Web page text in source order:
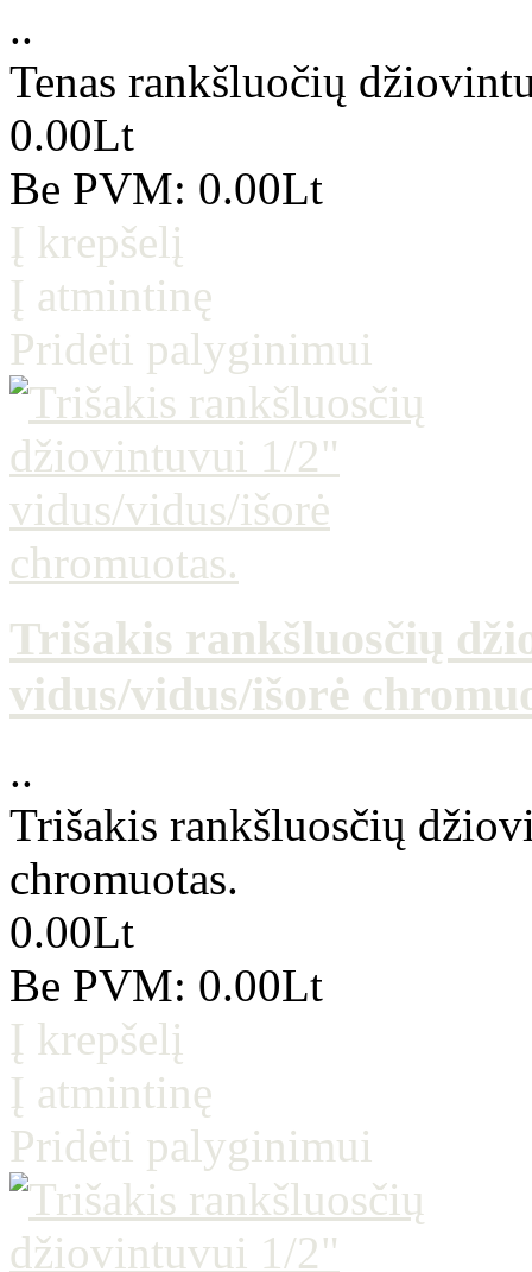
..
Tenas rankšluočių
0.00Lt
Be PVM: 0.00Lt
Į krepšelį
Į atmintinę
Pridėti palyginimui
Trišakis rankšluosčių
vidus/vidus/išorė
..
Trišakis rankšluosčių
chromuotas.
0.00Lt
Be PVM: 0.00Lt
Į krepšelį
Į atmintinę
Pridėti palyginimui